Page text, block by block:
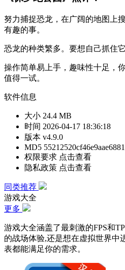
努力捕捉恐龙，在广阔的地图上
有趣的事。
恐龙的种类繁多。要想自己抓住
操作简单易上手，趣味性十足，
值得一试。
软件信息
大小 24.4 MB
时间 2026-04-17 18:36:18
版本 v4.9.0
MD5
权限要求 点击查看
隐私政策 点击查看
同类推荐
游戏大全
更多
游戏大全涵盖了最刺激的FPS和
的战场体验,还是想在虚拟世界中
表都能满足你的需求。